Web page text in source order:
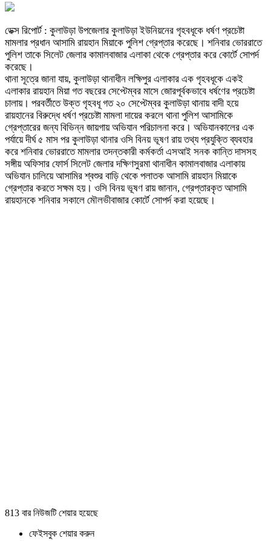
ডেক্স রিপোর্ট : কুলাউড়া উপজেলার কুলাউড়া ইউনিয়নের গৃহবধূকে ধর্ষণ প্রচেষ্টা
মামলার প্রধান আসামি রায়হান মিয়াকে পুলিশ গ্রেপ্তার করেছে। শনিবার ভোররাতে
পুলিশ তাকে সিলেট জেলার কামালবাজার এলাকা থেকে গ্রেপ্তার করে কোর্টে সোপর্দ
করেছে।
থানা সূত্রে জানা যায়, কুলাউড়া থানাধীন লক্ষিপুর এলাকার এক গৃহবধূকে একই
এলাকার রায়হান মিয়া গত বছরের সেপ্টেম্বর মাসে জোরপূর্বকভাবে ধর্ষণের প্রচেষ্টা
চালায়। পরবর্তীতে উক্ত গৃহবধূ গত ২০ সেপ্টেম্বর কুলাউড়া থানায় বাদী হয়ে
রায়হানের বিরুদ্ধে ধর্ষণ প্রচেষ্টা মামলা দায়ের করলে থানা পুলিশ আসামিকে
গ্রেপ্তারের জন্য বিভিন্ন জায়গায় অভিযান পরিচালনা করে। অভিযানকালের এক
পর্যায়ে দীর্ঘ ৫ মাস পর কুলাউড়া থানার ওসি বিনয় ভূষণ রায় তথ্য প্রযুক্তি ব্যবহার
করে শনিবার ভোররাতে মামলার তদন্তকারী কর্মকর্তা এসআই সনক কান্তি দাসসহ
সঙ্গীয় অফিসার ফোর্স সিলেট জেলার দক্ষিণসুরমা থানাধীন কামালবাজার এলাকায়
অভিযান চালিয়ে আসামির শ্বশুর বাড়ি থেকে পলাতক আসামি রায়হান মিয়াকে
গ্রেপ্তার করতে সক্ষম হয়। ওসি বিনয় ভূষণ রায় জানান, গ্রেপ্তারকৃত আসামি
রায়হানকে শনিবার সকালে মৌলভীবাজার কোর্টে সোপর্দ করা হয়েছে।
813 বার নিউজটি শেয়ার হয়েছে
ফেইসবুক শেয়ার করুন